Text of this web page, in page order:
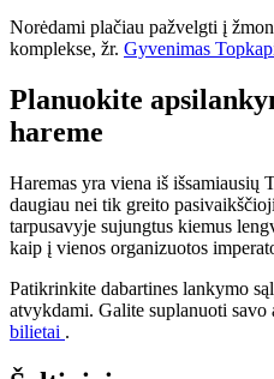
Norėdami plačiau pažvelgti į
komplekse, žr. Gyvenimas
Planuokite
hareme
Haremas yra viena iš išsamiausių
daugiau nei tik greito
tarpusavyje sujungtus kiemus
kaip į vienos organizuotos
Patikrinkite dabartines lankymo
atvykdami. Galite suplanuoti savo
bilietai .